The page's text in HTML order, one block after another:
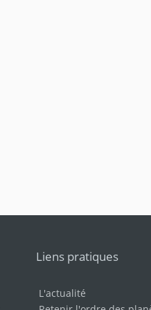
Liens pratiques
L'actualité